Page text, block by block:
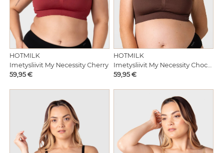
HOTMILK
Imetysliivit My Necessity Cherry
Hinta
59,95 €
HOTMILK
Imetysliivit My Necessity Chocolate
Hinta
59,95 €